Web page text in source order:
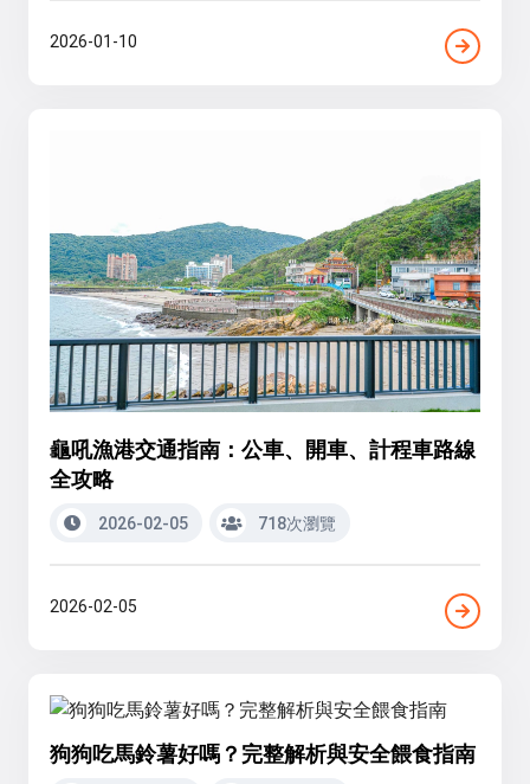
2026-01-10
龜吼漁港交通指南：公車、開車、計程車路線
全攻略
2026-02-05 718次瀏覽
2026-02-05
狗狗吃馬鈴薯好嗎？完整解析與安全餵食指南